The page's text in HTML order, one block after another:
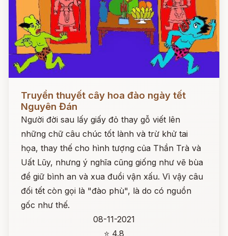
Đọc ngay
Truyền thuyết cây hoa đào ngày tết
Nguyên Đán
Người đời sau lấy giấy đỏ thay gỗ viết lên
những chữ câu chúc tốt lành và trừ khử tai
họa, thay thế cho hình tượng của Thần Trà và
Uất Lũy, nhưng ý nghĩa cũng giống như vẽ bùa
để giữ bình an và xua đuổi vận xấu. Vì vậy câu
đối tết còn gọi là "đào phù", là do có nguồn
gốc như thế.
08-11-2021
⭐ 4.8